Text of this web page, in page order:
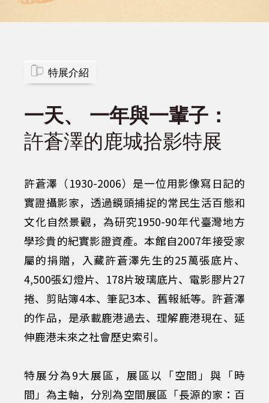
許
蒼
澤
攝
影
特
展
海
報
：
特展介紹
一天、 一年與一輩子：
許蒼澤的鹿城拾影特展
許蒼澤（1930-2006）是一位用影像寫日記的
實證攝影家，透過鏡頭捕捉的常民生活百態和
文化自然景觀，為研究1950-90年代臺灣地方
學珍貴的紀實影證資產。本館自2007年接受家
屬的捐贈，入藏許蒼澤先生的25萬張底片、
4,500張幻燈片、178片玻璃底片、電影膠片27
捲、剪貼簿4本、筆記3本、舊報紙等。許蒼澤
的作品，是承載鹿港過去、理解鹿港現在、延
伸鹿港未來之社會歷史索引。
特展分為9大展區，展區以「空間」與「時
間」為主軸，分別為空間展區「長源的家：百